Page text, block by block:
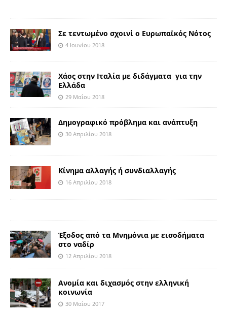
Σε τεντωμένο σχοινί ο Ευρωπαϊκός Νότος
4 Ιουνίου 2018
Χάος στην Ιταλία με διδάγματα για την
Ελλάδα
29 Μαΐου 2018
Δημογραφικό πρόβλημα και ανάπτυξη
30 Απριλίου 2018
Κίνημα αλλαγής ή συνδιαλλαγής
16 Απριλίου 2018
Έξοδος από τα Μνημόνια με εισοδήματα
στο ναδίρ
12 Απριλίου 2018
Ανομία και διχασμός στην ελληνική
κοινωνία
30 Μαΐου 2017